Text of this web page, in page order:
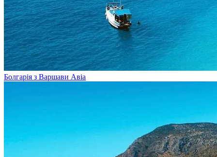
Болгарія з Варшави Авіа